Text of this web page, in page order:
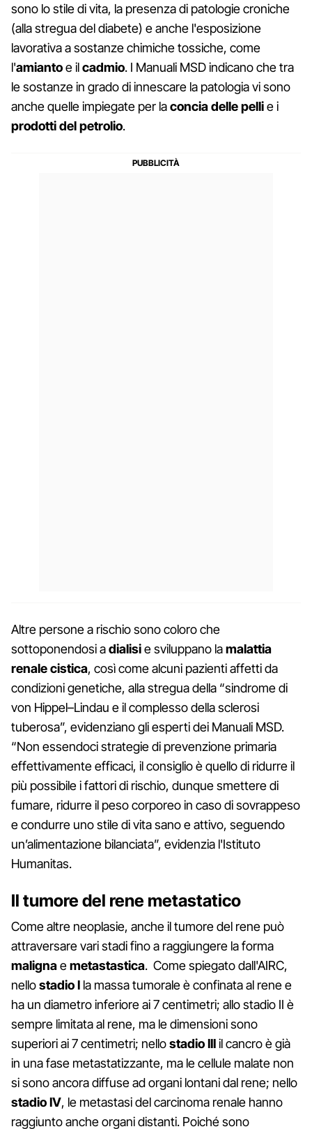
sono lo stile di vita, la presenza di patologie croniche
(alla stregua del diabete) e anche l'esposizione
lavorativa a sostanze chimiche tossiche, come
l'amiantoe ilcadmio. I Manuali MSD indicano che tra
le sostanze in grado di innescare la patologia vi sono
anche quelle impiegate per laconcia delle pellie i
prodotti del petrolio.
Altre persone a rischio sono coloro che
sottoponendosi adialisie sviluppano lamalattia
renale cistica, così come alcuni pazienti affetti da
condizioni genetiche, alla stregua della “sindrome di
von Hippel–Lindau e il complesso della sclerosi
tuberosa”, evidenziano gli esperti dei Manuali MSD.
“Non essendoci strategie di prevenzione primaria
effettivamente efficaci, il consiglio è quello di ridurre il
più possibile i fattori di rischio, dunque smettere di
fumare, ridurre il peso corporeo in caso di sovrappeso
e condurre uno stile di vita sano e attivo, seguendo
un’alimentazione bilanciata”, evidenzia l'Istituto
Humanitas.
Il tumore del rene metastatico
Come altre neoplasie, anche il tumore del rene può
attraversare vari stadi fino a raggiungere la forma
malignaemetastastica. Come spiegato dall'AIRC,
nellostadio I la massa tumorale è confinata al rene e
ha un diametro inferiore ai 7 centimetri; allo stadio II è
sempre limitata al rene, ma le dimensioni sono
superiori ai 7 centimetri; nellostadio IIIil cancro è già
in una fase metastatizzante, ma le cellule malate non
si sono ancora diffuse ad organi lontani dal rene; nello
stadio IV, le metastasi del carcinoma renale hanno
raggiunto anche organi distanti. Poiché sono